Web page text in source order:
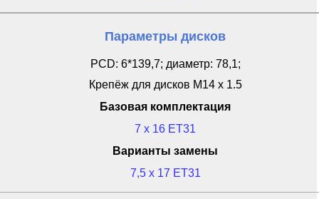
Параметры дисков
PCD: 6*139,7; диаметр: 78,1;
Крепёж для дисков M14 x 1.5
Базовая комплектация
7 x 16 ET31
Варианты замены
7,5 x 17 ET31